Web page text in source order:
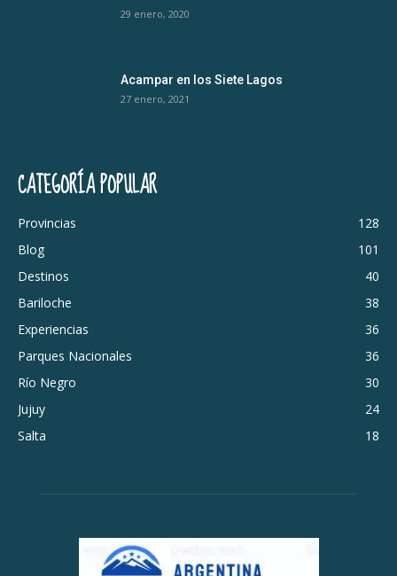
29 enero, 2020
Acampar en los Siete Lagos
27 enero, 2021
CATEGORÍA POPULAR
Provincias
128
Blog
101
Destinos
40
Bariloche
38
Experiencias
36
Parques Nacionales
36
Río Negro
30
Jujuy
24
Salta
18